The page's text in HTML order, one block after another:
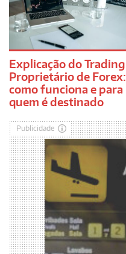
Explicação do Trading
Proprietário de Forex:
como funciona e para
quem é destinado
Publicidade